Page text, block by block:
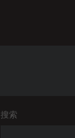
搜索